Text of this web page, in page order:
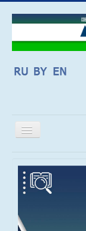
Включить/
выключить